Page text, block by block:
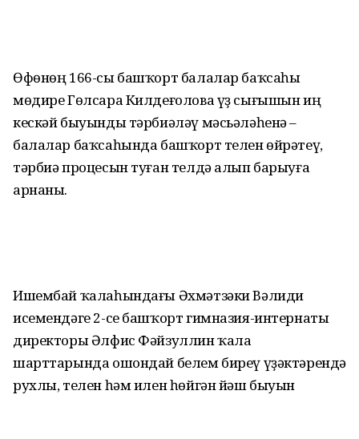
Өфөнөң 166-сы башҡорт балалар баҡсаһы
мөдире Гөлсара Килдеғолова үҙ сығышын иң
кескәй быуынды тәрбиәләү мәсьәләһенә –
балалар баҡсаһында башҡорт телен өйрәтеү,
тәрбиә процесын туған телдә алып барыуға
арнаны.
Ишембай ҡалаһындағы Әхмәтзәки Вәлиди
исемендәге 2-се башҡорт гимназия-интернаты
директоры Әлфис Фәйзуллин ҡала
шарттарында ошондай белем биреү үҙәктәрендә
рухлы, телен һәм илен һөйгән йәш быуын